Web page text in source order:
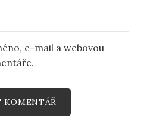
e-mail a webovou